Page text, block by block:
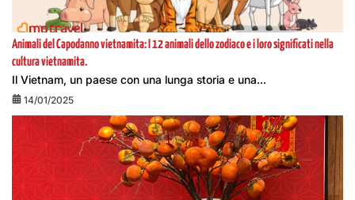
Animali del Capodanno vietnamita: I 12 animali dello zodiaco e i loro significati nella
cultura vietnamita.
Il Vietnam, un paese con una lunga storia e una...
14/01/2025